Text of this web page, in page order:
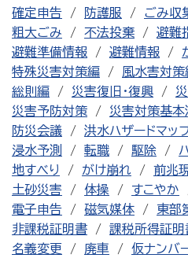
確定申告
防護服 ごみ収
粗大ごみ
不法投棄 避難
避難準備情報
避難情報
特殊災害対策編
風水害対策
総則編
災害復旧・復興
災害予防対策
災害対策基本
防災会議
洪水ハザードマッ
浸水予測
転職 駆除
地すべり
がけ崩れ 前兆
土砂災害
体操 すこやか
電子申告
磁気媒体 東部
非課税証明書
課税所得証明
名義変更
廃車
仮ナンバ